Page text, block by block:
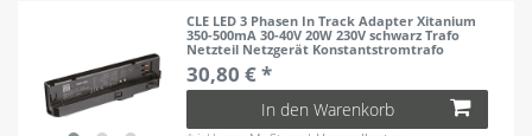
CLE LED 3 Phasen In Track Adapter Xitanium
350-500mA 30-40V 20W 230V schwarz Trafo
Netzteil Netzgerät Konstantstromtrafo
30,80 € *
In den Warenkorb